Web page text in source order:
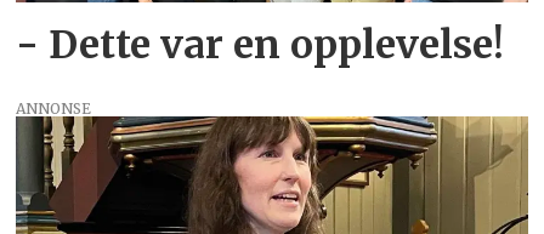
- Dette var en opplevelse!
ANNONSE